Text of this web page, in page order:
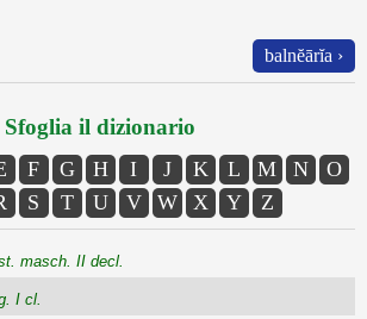
balnĕārĭa ›
Sfoglia il dizionario
F G H I J K L M N
O
S T U V W X Y Z
masch. II decl.
I cl.